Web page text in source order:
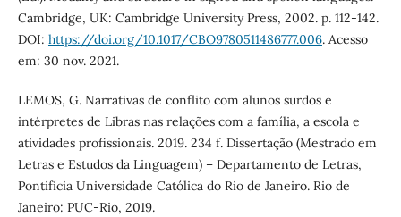
Cambridge, UK: Cambridge University Press, 2002. p. 112-142.
DOI: https://doi.org/10.1017/CBO9780511486777.006. Acesso
em: 30 nov. 2021.
LEMOS, G. Narrativas de conflito com alunos surdos e
intérpretes de Libras nas relações com a família, a escola e
atividades profissionais. 2019. 234 f. Dissertação (Mestrado em
Letras e Estudos da Linguagem) – Departamento de Letras,
Pontifícia Universidade Católica do Rio de Janeiro. Rio de
Janeiro: PUC-Rio, 2019.